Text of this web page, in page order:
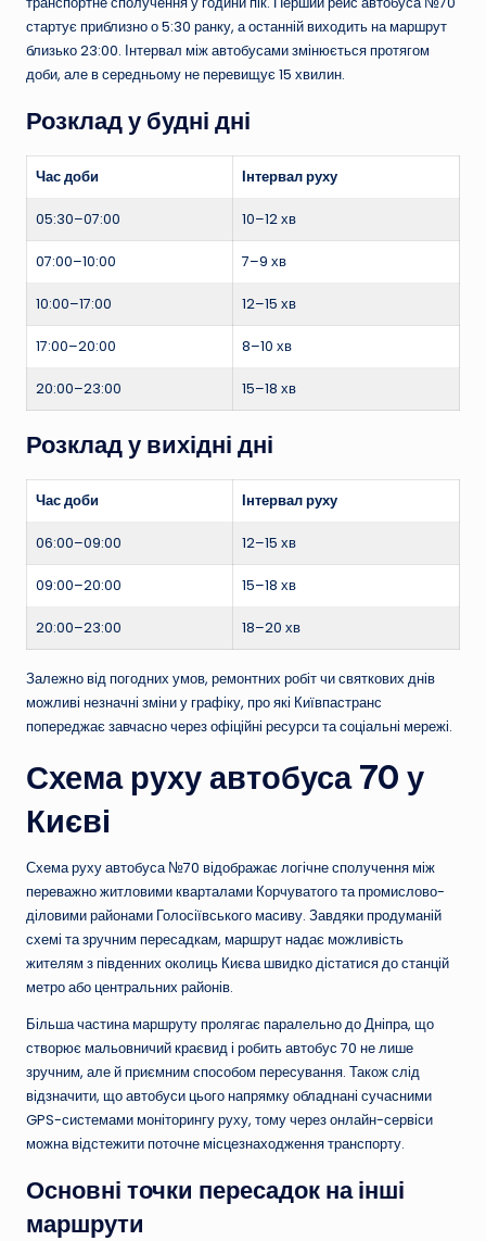
стартує приблизно о 5:30 ранку, а останній виходить на маршрут
близько 23:00. Інтервал між автобусами змінюється протягом
доби, але в середньому не перевищує 15 хвилин.
Розклад у будні дні
Час доби Інтервал руху
05:30–07:00 10–12 хв
07:00–10:00 7–9 хв
10:00–17:00 12–15 хв
17:00–20:00 8–10 хв
20:00–23:00 15–18 хв
Розклад у вихідні дні
Час доби Інтервал руху
06:00–09:00 12–15 хв
09:00–20:00 15–18 хв
20:00–23:00 18–20 хв
Залежно від погодних умов, ремонтних робіт чи святкових днів
можливі незначні зміни у графіку, про які Київпастранс
попереджає завчасно через офіційні ресурси та соціальні мережі.
Схема руху автобуса 70 у
Києві
Схема руху автобуса №70 відображає логічне сполучення між
переважно житловими кварталами Корчуватого та промислово-
діловими районами Голосіївського масиву. Завдяки продуманій
схемі та зручним пересадкам, маршрут надає можливість
жителям з південних околиць Києва швидко дістатися до станцій
метро або центральних районів.
Більша частина маршруту пролягає паралельно до Дніпра, що
створює мальовничий краєвид і робить автобус 70 не лише
зручним, але й приємним способом пересування. Також слід
відзначити, що автобуси цього напрямку обладнані сучасними
GPS-системами моніторингу руху, тому через онлайн-сервіси
можна відстежити поточне місцезнаходження транспорту.
Основні точки пересадок на інші
маршрути